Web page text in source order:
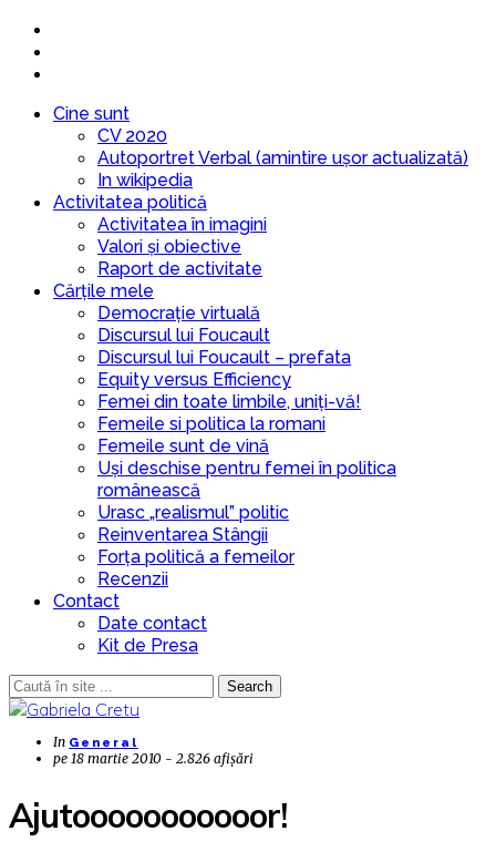
Cine sunt
CV 2020
Autoportret Verbal (amintire ușor actualizată)
In wikipedia
Activitatea politică
Activitatea în imagini
Valori și obiective
Raport de activitate
Cărțile mele
Democrație virtuală
Discursul lui Foucault
Discursul lui Foucault – prefata
Equity versus Efficiency
Femei din toate limbile, uniți-vă!
Femeile si politica la romani
Femeile sunt de vină
Uși deschise pentru femei în politica
românească
Urasc „realismul” politic
Reinventarea Stângii
Forța politică a femeilor
Recenzii
Contact
Date contact
Kit de Presa
Search
In General
pe 18 martie 2010 - 2.826 afișări
Ajutooooooooooor!